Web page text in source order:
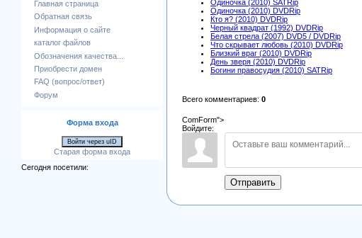
Главная страница
Обратная связь
Информация о сайте
каталог файлов
Обозначения качества...
Приобрести домен
FAQ (вопрос/ответ)
Форум
Форма входа
Войти через uID
Старая форма входа
Сегодня посетили:
Одиночка (2010) SATRip
Одиночка (2010) DVDRip
Кто я? (2010) DVDRip
Черный квадрат (1992) DVDRip
Белая стрела (2007) DVD5 / DVDRip
Что скрывает любовь (2010) DVDRip
Близкий враг (2010) DVDRip
День зверя (2010) DVDRip
Богини правосудия (2010) SATRip
Всего комментариев: 0
ComForm">
Войдите:
Отправить